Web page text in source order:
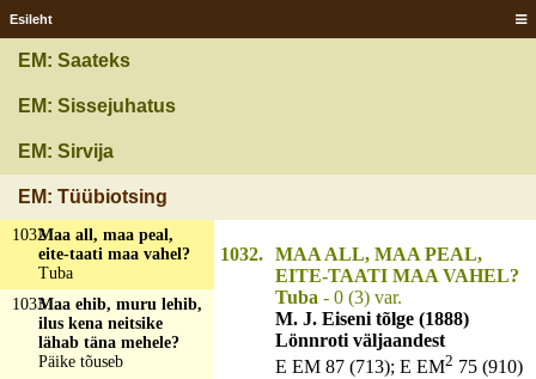
Esileht
EM: Saateks
EM: Sissejuhatus
EM: Sirvija
EM: Tüübiotsing
kuniga kerkust?
üts uaterä seehn?
1030Lühike lõhmus
kistakse?Vill
1031Lühko uhja', kavvõ
künnüse?Silmä
1032Maa all, maa peal,
eite-taati maa vahel?
Tuba
1033Maa ehib, muru lehib,
ilus kena neitsike
lähab täna mehele?
Päike tõuseb
1032. MAA ALL, MAA PEAL,
EITE-TAATI MAA VAHEL?
Tuba - 0 (3) var.
M. J. Eiseni tõlge (1888)
Lönnroti väljaandest
E EM 87 (713); E EM2 75 (910)